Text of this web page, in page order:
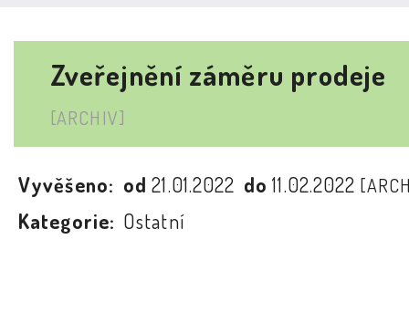
Zveřejnění záměru prodeje
[ARCHIV]
Vyvěšeno: od21.01.2022 do11.02.2022
Kategorie: Ostatní